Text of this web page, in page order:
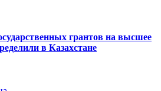
грантов на высшее
в Казахстане